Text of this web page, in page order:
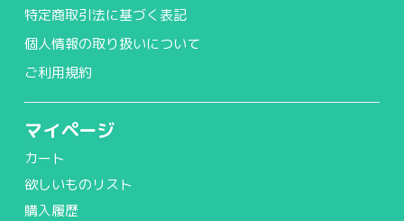
特定商取引法に基づく表記
個人情報の取り扱いについて
ご利用規約
マイページ
カート
欲しいものリスト
購入履歴